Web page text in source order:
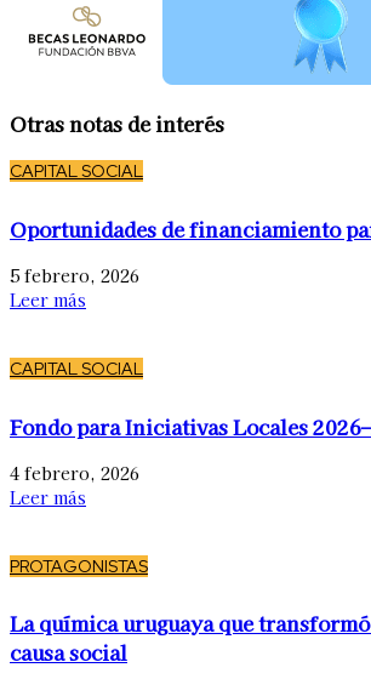
Otras notas de interés
CAPITAL SOCIAL
Oportunidades de financiamiento
5 febrero, 2026
Leer más
CAPITAL SOCIAL
Fondo para Iniciativas Locales
4 febrero, 2026
Leer más
PROTAGONISTAS
La química uruguaya que
causa social